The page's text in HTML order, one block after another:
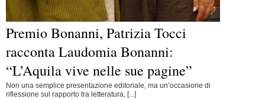
Premio Bonanni, Patrizia Tocci
racconta Laudomia Bonanni:
“L’Aquila vive nelle sue pagine”
Non una semplice presentazione editoriale, ma un’occasione di
riflessione sul rapporto tra letteratura, [...]